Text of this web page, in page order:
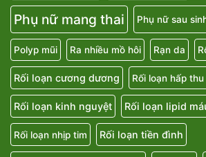
Phụ nữ mang thai Phụ nữ sau
Polyp mũi Ra nhiều mồ hôi Rạn da
Rối loạn cương dương Rối loạn hấp
Rối loạn kinh nguyệt Rối loạn lipid
Rối loạn nhịp tim Rối loạn tiền đình